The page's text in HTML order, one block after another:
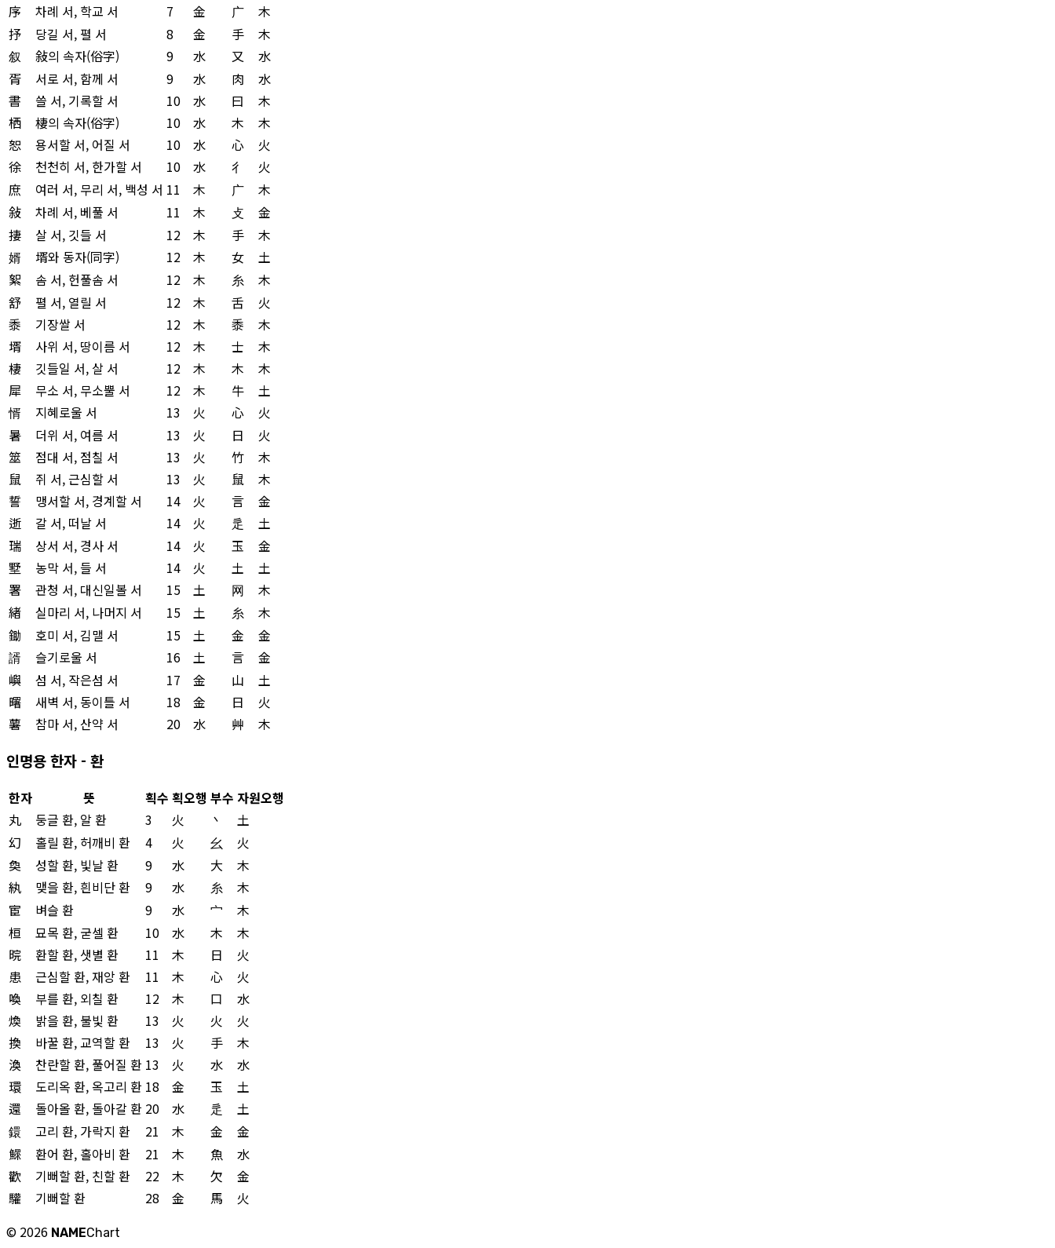
序
차례 서, 학교 서 7 金 广
木
抒
당길 서, 펼 서 8 金 手
木
叙
敍의 속자(俗字) 9 水 又
水
胥
서로 서, 함께 서 9 水 肉
水
書
쓸 서, 기록할 서 10 水 曰
木
栖
棲의 속자(俗字) 10 水 木
木
恕
용서할 서, 어질 서 10 水 心
火
徐
천천히 서, 한가할 서 10 水 彳
火
庶
여러 서, 무리 서, 백성 서 11 木 广
木
敍
차례 서, 베풀 서 11 木 攴
金
捿
살 서, 깃들 서 12 木 手
木
婿
壻와 동자(同字) 12 木 女
土
絮
솜 서, 헌풀솜 서 12 木 糸
木
舒
펼 서, 열릴 서 12 木 舌
火
黍
기장쌀 서 12 木 黍
木
壻
사위 서, 땅이름 서 12 木 士
木
棲
깃들일 서, 살 서 12 木 木
木
犀
무소 서, 무소뿔 서 12 木 牛
土
㥠
지혜로울 서 13 火 心
火
暑
더위 서, 여름 서 13 火 日
火
筮
점대 서, 점칠 서 13 火 竹
木
鼠
쥐 서, 근심할 서 13 火 鼠
木
誓
맹서할 서, 경계할 서 14 火 言
金
逝
갈 서, 떠날 서 14 火 辵
土
瑞
상서 서, 경사 서 14 火 玉
金
墅
농막 서, 들 서 14 火 土
土
署
관청 서, 대신일볼 서 15 土 网
木
緖
실마리 서, 나머지 서 15 土 糸
木
鋤
호미 서, 김맬 서 15 土 金
金
諝
슬기로울 서 16 土 言
金
嶼
섬 서, 작은섬 서 17 金 山
土
曙
새벽 서, 동이틀 서 18 金 日
火
薯
참마 서, 산약 서 20 水 艸 木
인명용 한자 - 환
한자 뜻 획수 획오행 부수 자원오행
丸
둥글 환, 알 환 3 火 丶
土
幻
홀릴 환, 허깨비 환 4 火 幺
火
奐
성할 환, 빛날 환 9 水 大
木
紈
맺을 환, 흰비단 환 9 水 糸
木
宦
벼슬 환 9 水 宀
木
桓
묘목 환, 굳셀 환 10 水 木
木
晥
환할 환, 샛별 환 11 木 日
火
患
근심할 환, 재앙 환 11 木 心
火
喚
부를 환, 외칠 환 12 木 口
水
煥
밝을 환, 불빛 환 13 火 火
火
換
바꿀 환, 교역할 환 13 火 手
木
渙
찬란할 환, 풀어질 환 13 火 水
水
環
도리옥 환, 옥고리 환 18 金 玉
土
還
돌아올 환, 돌아갈 환 20 水 辵
土
鐶
고리 환, 가락지 환 21 木 金
金
鰥
환어 환, 홀아비 환 21 木 魚
水
歡
기뻐할 환, 친할 환 22 木 欠
金
驩
기뻐할 환 28 金 馬
火
© 2026 NAMEChart